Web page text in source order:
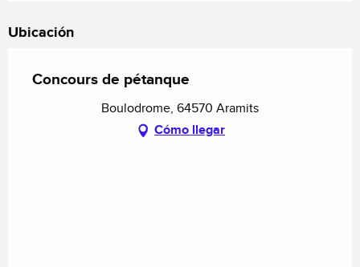
Ubicación
Concours de pétanque
Boulodrome, 64570 Aramits
Cómo llegar